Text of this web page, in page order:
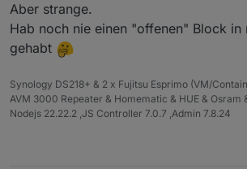
Aber strange.
Hab noch nie einen "offenen" Block in
gehabt
Synology DS218+ & 2 x Fujitsu Esprimo (VM/
AVM 3000 Repeater & Homematic & HUE & Osram
Nodejs 22.22.2 ,JS Controller 7.0.7 ,Admin 7.8.24